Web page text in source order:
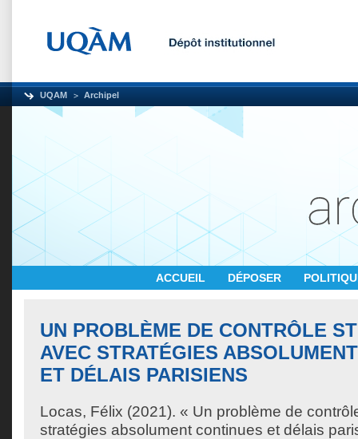
UQAM Archipel
ACCUEIL DÉPOSER
UN PROBLÈME DE CONTRÔLE
AVEC STRATÉGIES
ET DÉLAIS PARISIENS
Locas, Félix (2021). « Un problème de
stratégies absolument continues et délais